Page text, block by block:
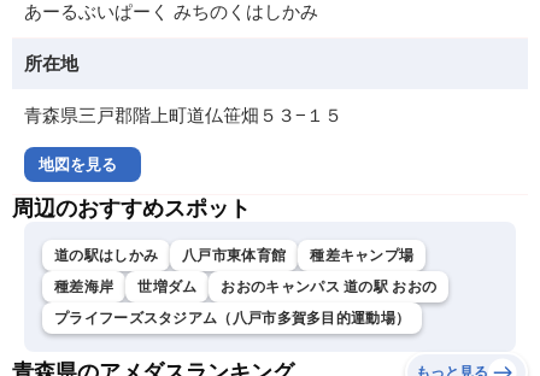
あーるぶいぱーく みちのくはしかみ
所在地
青森県三戸郡階上町道仏笹畑５３−１５
地図を見る
周辺のおすすめスポット
道の駅はしかみ 八戸市東体育館
種差キャンプ場
種差海岸
世増ダム
おおのキャンパス 道の駅 おおの
プライフーズスタジアム（八戸市多賀多目的運動場）
もっと見る